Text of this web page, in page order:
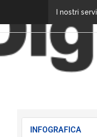
I nostri
INFOGRAFICA